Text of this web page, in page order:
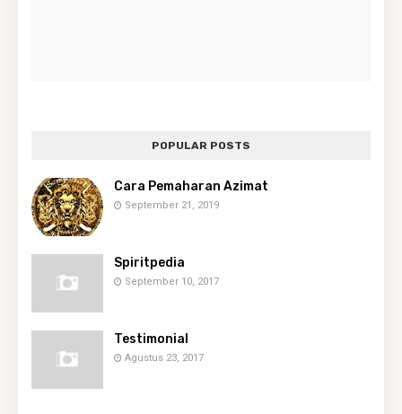
POPULAR POSTS
Cara Pemaharan Azimat
September 21, 2019
Spiritpedia
September 10, 2017
Testimonial
Agustus 23, 2017